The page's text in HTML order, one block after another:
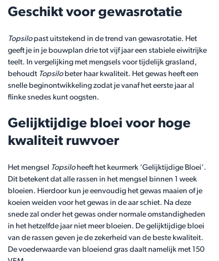
Geschikt voor gewasrotatie
Topsilopast uitstekend in de trend van gewasrotatie. Het
geeft je in je bouwplan drie tot vijf jaar een stabiele eiwitrijke
teelt. In vergelijking met mengsels voor tijdelijk grasland,
behoudt Topsilobeter haar kwaliteit. Het gewas heeft een
snelle beginontwikkeling zodat je vanaf het eerste jaar al
flinke snedes kunt oogsten.
Gelijktijdige bloei voor hoge
kwaliteit ruwvoer
Het mengsel Topsiloheeft het keurmerk ‘Gelijktijdige Bloei’.
Dit betekent dat alle rassen in het mengsel binnen 1 week
bloeien. Hierdoor kun je eenvoudig het gewas maaien of je
koeien weiden voor het gewas in de aar schiet. Na deze
snede zal onder het gewas onder normale omstandigheden
in het hetzelfde jaar niet meer bloeien. De gelijktijdige bloei
van de rassen geven je de zekerheid van de beste kwaliteit.
De voederwaarde van bloeiend gras daalt namelijk met 150